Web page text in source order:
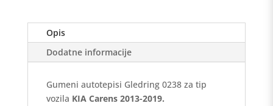
Opis
Dodatne informacije
Gumeni autotepisi Gledring 0238 za tip
vozila KIA Carens 2013-2019.